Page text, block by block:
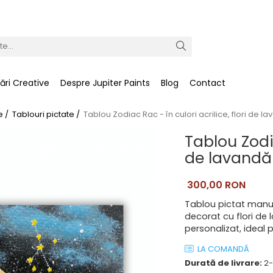
Creative Despre Jupiter Paints Blog Contact
/ Tablouri pictate / Tablou Zodiac Rac - în culori acrilice, flori de
Tablou
de
300,00 RON
Tablou pictat
decorat cu flori de
personalizat, ideal
LA COMANDĂ
Durată de livrare:2-